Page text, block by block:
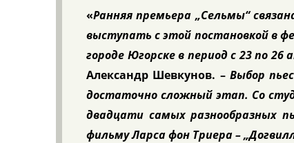
«Ранняя премьера „Сельмы“
выступать с этой постановкой в
городе Югорске в период с 23 по 26
Александр Шевкунов. – Выбор
достаточно сложный этап. Со
двадцати самых разнообразных
фильму Ларса фон Триера –